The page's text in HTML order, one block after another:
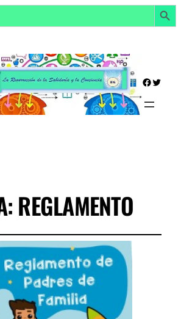
Botón de
Twitter
REGLAMENTO